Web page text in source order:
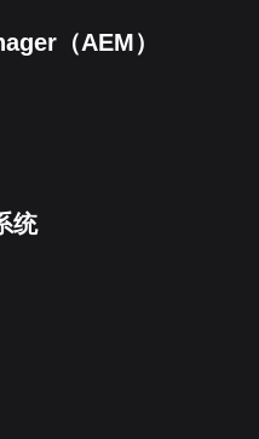
（AEM）
统